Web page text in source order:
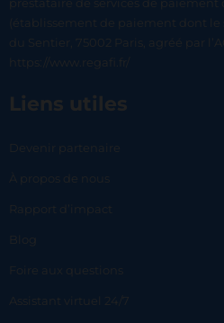
prestataire de services de paiement
(établissement de paiement dont le
du Sentier, 75002 Paris, agréé par
https://www.regafi.fr/
Liens utiles
Devenir partenaire
À propos de nous
Rapport d’impact
Blog
Foire aux questions
Assistant virtuel 24/7